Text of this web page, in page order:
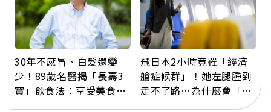
30年不感冒、白髮還變
少！89歲名醫揭「長壽3
寶」飲食法：享受美食不
飛日本2小時竟罹「經濟
艙症候群」！她左腿腫到
走不了路…為什麼會「靜
脈血栓」？醫示警7種人